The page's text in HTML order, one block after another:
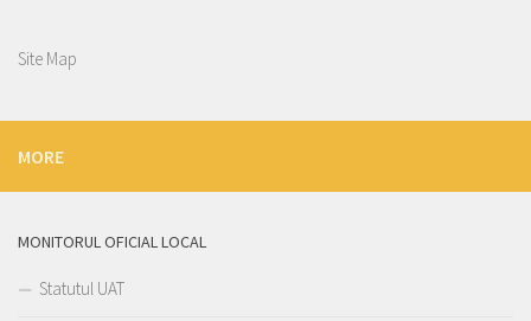
Site Map
MORE
MONITORUL OFICIAL LOCAL
Statutul UAT